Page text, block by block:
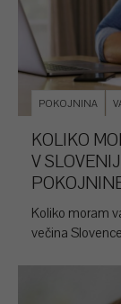
POKOJNINA
KOLIKO
V
Koliko moram
večina